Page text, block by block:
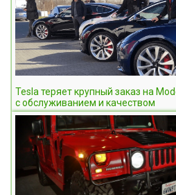
Tesla теряет крупный заказ на
с обслуживанием и качеством